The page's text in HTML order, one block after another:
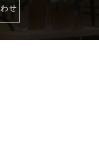
せ